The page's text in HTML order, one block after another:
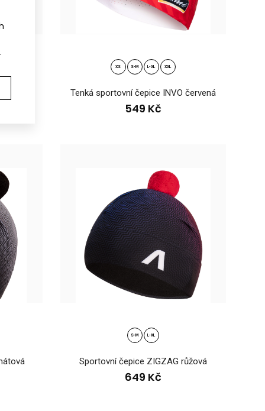
.
neon-růžová-melangePohodlná zimní pletená čepice s bambulí
bílá
XS S-M L-XL XXL
Tenká sportovní čepice INVO červená
549 Kč
S-M L-XL
Sportovní čepice ZIGZAG růžová
649 Kč